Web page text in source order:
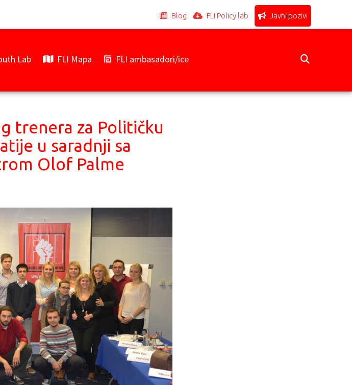
Blog FLI Policy lab Javni pozivi
Lab FLI Mapa FLI ambasadori/ice
trenera za Političku
u saradnji sa
Olof Palme